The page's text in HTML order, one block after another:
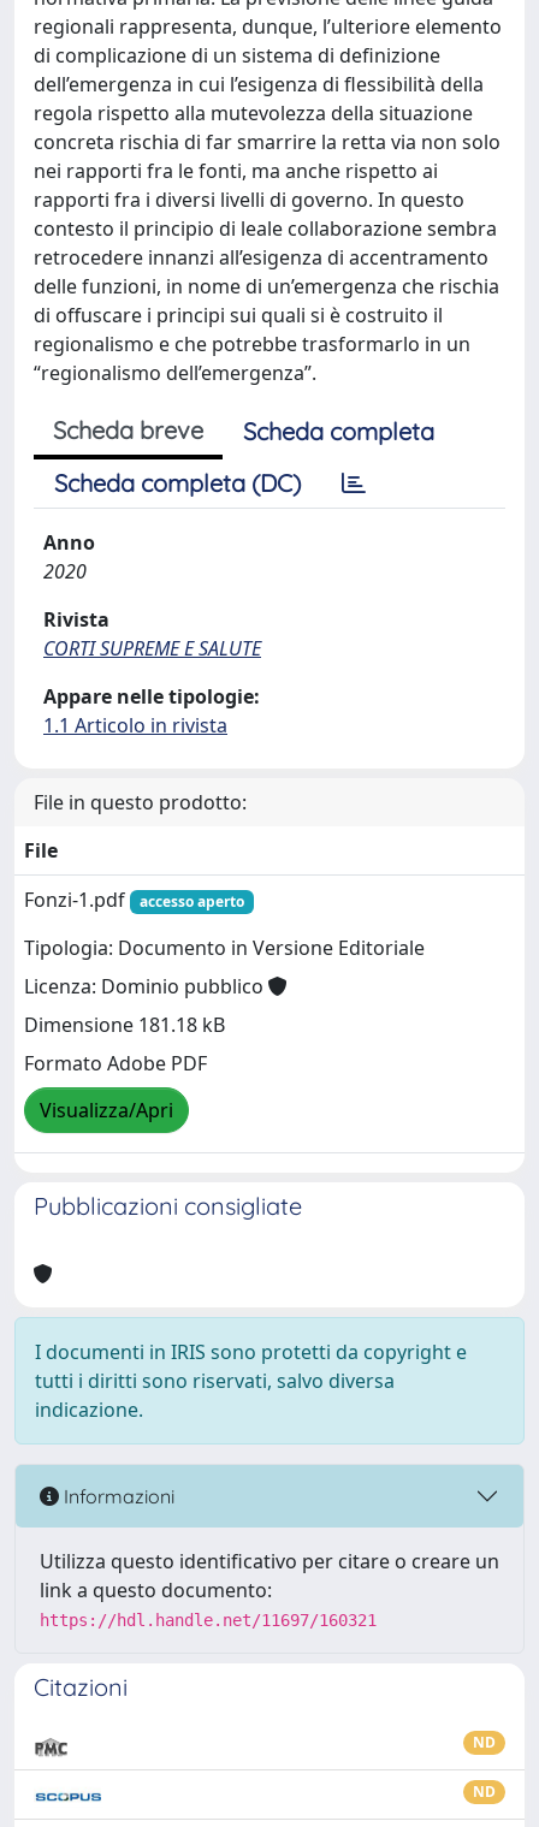
regionali rappresenta, dunque, l’ulteriore elemento
di complicazione di un sistema di definizione
dell’emergenza in cui l’esigenza di flessibilità della
regola rispetto alla mutevolezza della situazione
concreta rischia di far smarrire la retta via non solo
nei rapporti fra le fonti, ma anche rispetto ai
rapporti fra i diversi livelli di governo. In questo
contesto il principio di leale collaborazione sembra
retrocedere innanzi all’esigenza di accentramento
delle funzioni, in nome di un’emergenza che rischia
di offuscare i principi sui quali si è costruito il
regionalismo e che potrebbe trasformarlo in un
“regionalismo dell’emergenza”.
Scheda breve
Scheda completa
Scheda completa (DC)
Anno
2020
Rivista
CORTI SUPREME E SALUTE
Appare nelle tipologie:
1.1 Articolo in rivista
File in questo prodotto:
File
Fonzi-1.pdf
accesso aperto
Tipologia: Documento in Versione Editoriale
Licenza: Dominio pubblico
Dimensione 181.18 kB
Formato Adobe PDF
Visualizza/Apri
Pubblicazioni consigliate
I documenti in IRIS sono protetti da copyright e
tutti i diritti sono riservati, salvo diversa
indicazione.
Informazioni
Utilizza questo identificativo per citare o creare un
link a questo documento:
https://hdl.handle.net/11697/160321
Citazioni
ND
ND